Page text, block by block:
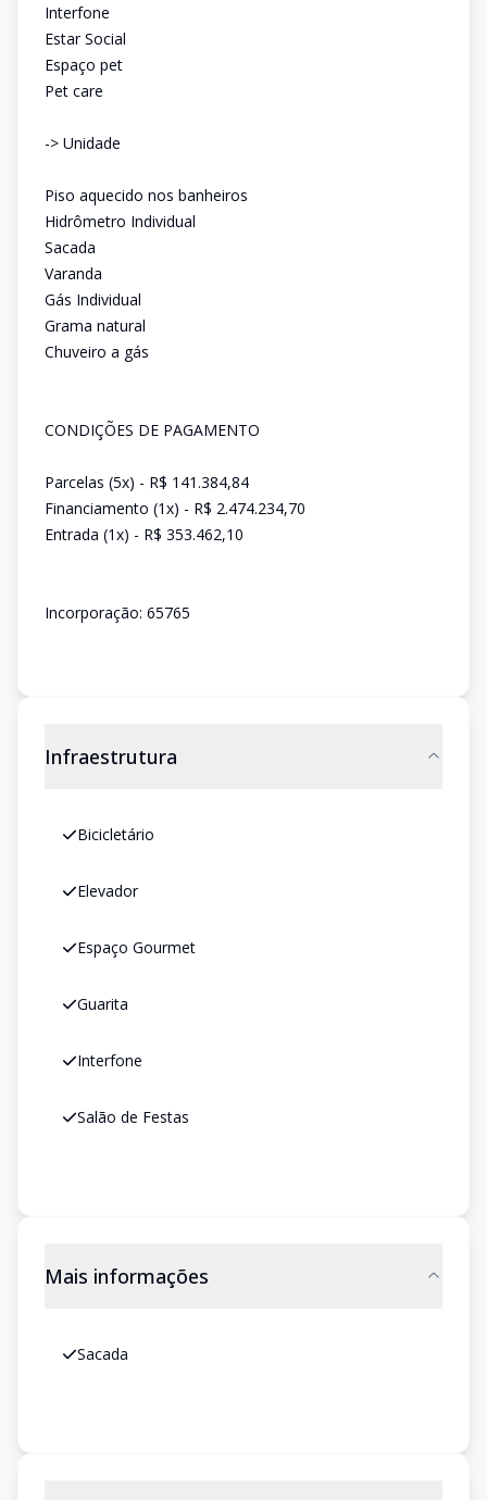
Interfone
Estar Social
Espaço pet
Pet care
-> Unidade
Piso aquecido nos banheiros
Hidrômetro Individual
Sacada
Varanda
Gás Individual
Grama natural
Chuveiro a gás
CONDIÇÕES DE PAGAMENTO
Parcelas (5x) - R$ 141.384,84
Financiamento (1x) - R$ 2.474.234,70
Entrada (1x) - R$ 353.462,10
Incorporação: 65765
Infraestrutura
Bicicletário
Elevador
Espaço Gourmet
Guarita
Interfone
Salão de Festas
Mais informações
Sacada